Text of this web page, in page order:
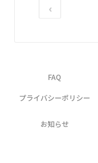
‹
FAQ
プライバシーポリシー
お知らせ